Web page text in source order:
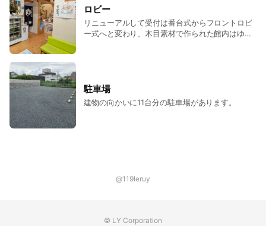
ロビー
リニューアルして受付は番台式からフロントロビ
ー式へと変わり、木目素材で作られた館内はゆっ
駐車場
建物の向かいに11台分の駐車場があります。
@119leruy
© LY Corporation